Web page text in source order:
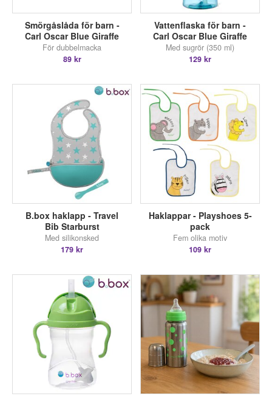
Smörgåslåda för barn -
Carl Oscar Blue Giraffe
För dubbelmacka
89 kr
Vattenflaska för barn -
Carl Oscar Blue Giraffe
Med sugrör (350 ml)
129 kr
B.box haklapp - Travel
Bib Starburst
Med silikonsked
179 kr
Haklappar - Playshoes 5-
pack
Fem olika motiv
109 kr